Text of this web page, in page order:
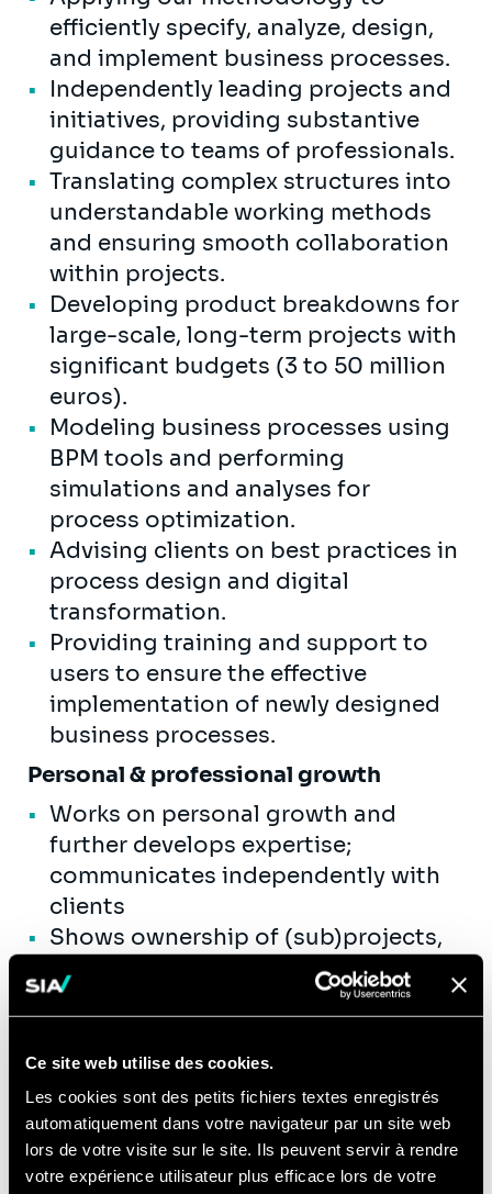
Ce site web utilise des cookies.
Les cookies sont des petits fichiers textes enregistrés
automatiquement dans votre navigateur par un site web
lors de votre visite sur le site. Ils peuvent servir à rendre
votre expérience utilisateur plus efficace lors de votre
efficiently specify, analyze, design,
and implement business processes.
Independently leading projects and
initiatives, providing substantive
guidance to teams of professionals.
Translating complex structures into
understandable working methods
and ensuring smooth collaboration
within projects.
Developing product breakdowns for
large-scale, long-term projects with
significant budgets (3 to 50 million
euros).
Modeling business processes using
BPM tools and performing
simulations and analyses for
process optimization.
Advising clients on best practices in
process design and digital
transformation.
Providing training and support to
users to ensure the effective
implementation of newly designed
business processes.
Personal & professional growth
Works on personal growth and
further develops expertise;
communicates independently with
clients
Shows ownership of (sub)projects,
asks for help/questions in time, and
aligns expectations with the client
their work within the project
Is a culture bearer within the
organization
Sia’s growth